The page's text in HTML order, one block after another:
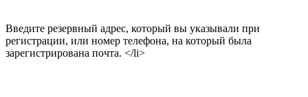
Введите резервный адрес, который вы указывали при
регистрации, или номер телефона, на который была
зарегистрирована почта. </li>